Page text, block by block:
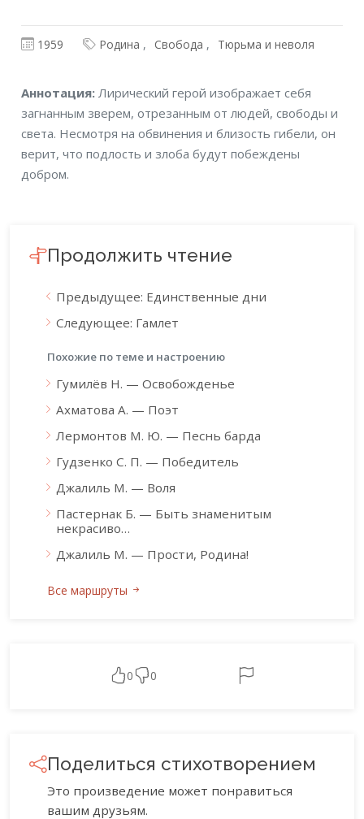
1959 Родина Свобода Тюрьма и неволя
Аннотация
Аннотация: Лирический герой изображает себя
загнанным зверем, отрезанным от людей, свободы и
света. Несмотря на обвинения и близость гибели, он
верит, что подлость и злоба будут побеждены
добром.
Продолжить чтение
Предыдущее: Единственные дни
Следующее: Гамлет
Похожие по теме и настроению
Гумилёв Н. — Освобожденье
Ахматова А. — Поэт
Лермонтов М. Ю. — Песнь барда
Гудзенко С. П. — Победитель
Джалиль М. — Воля
Пастернак Б. — Быть знаменитым
некрасиво…
Джалиль М. — Прости, Родина!
Все маршруты
0 0
Поделиться стихотворением
Это произведение может понравиться
вашим друзьям.